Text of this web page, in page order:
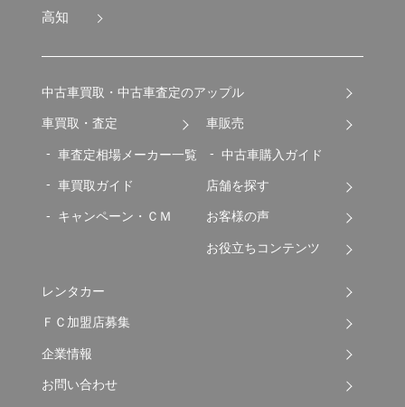
高知
中古車買取・中古車査定のアップル
車買取・査定
車査定相場メーカー一覧
車買取ガイド
キャンペーン・ＣＭ
車販売
中古車購入ガイド
店舗を探す
お客様の声
お役立ちコンテンツ
レンタカー
ＦＣ加盟店募集
企業情報
お問い合わせ